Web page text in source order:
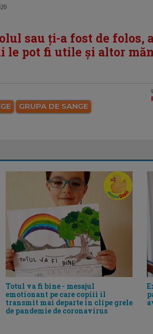
sau ți-a fost de folos,
le pot fi utile și altor
GRUPA DE SANGE
Totul va fi bine - mesajul
emotionant pe care copiii il
transmit mai departe in clipe grele
de pandemie de coronavirus